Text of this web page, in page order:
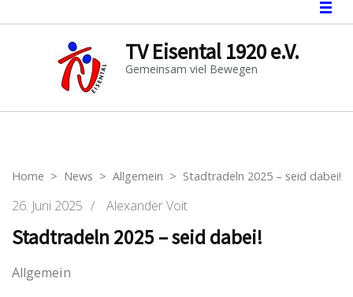
TV Eisental 1920 e.V.
Gemeinsam viel Bewegen
Home > News > Allgemein > Stadtradeln 2025 – seid dabei!
26. Juni 2025 / Alexander Voit
Stadtradeln 2025 – seid dabei!
Allgemein